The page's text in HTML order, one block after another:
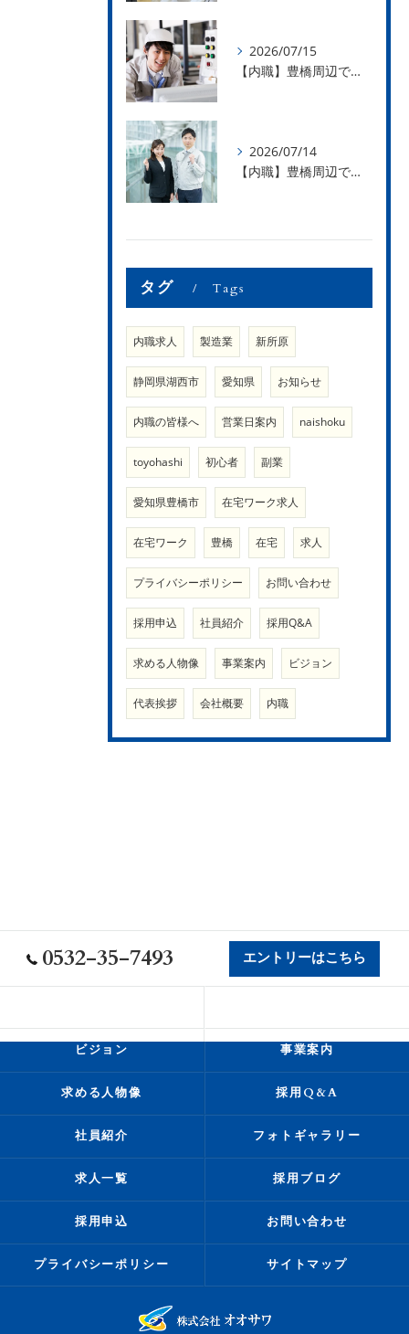
2026/07/15
【内職】豊橋周辺で内職のお仕事を探している方募集中！【急な学級閉鎖も安心】
2026/07/14
【内職】豊橋周辺で内職のお仕事を探している方募集中！【内職さまのお声②】
タグ Tags
内職求人 製造業 新所原
静岡県湖西市 愛知県 お知らせ
内職の皆様へ 営業日案内 naishoku
toyohashi 初心者 副業
愛知県豊橋市 在宅ワーク求人
在宅ワーク 豊橋 在宅 求人
プライバシーポリシー お問い合わせ
採用申込 社員紹介 採用Q&A
求める人物像 事業案内 ビジョン
代表挨拶 会社概要 内職
0532-35-7493 エントリーはこちら
ビジョン 事業案内
求める人物像 採用Q&A
社員紹介 フォトギャラリー
求人一覧 採用ブログ
採用申込 お問い合わせ
プライバシーポリシー サイトマップ